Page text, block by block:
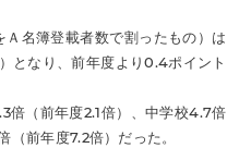
名簿登載者数で割ったもの）は
となり、前年度より0.4ポイント
倍（前年度2.1倍）、中学校4.7倍
（前年度7.2倍）だった。